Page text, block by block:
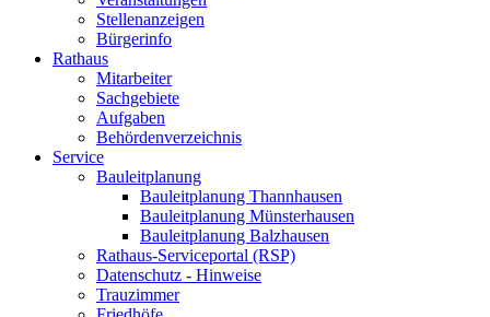
Stellenanzeigen
Bürgerinfo
Rathaus
Mitarbeiter
Sachgebiete
Aufgaben
Behördenverzeichnis
Service
Bauleitplanung
Bauleitplanung Thannhausen
Bauleitplanung Münsterhausen
Bauleitplanung Balzhausen
Rathaus-Serviceportal (RSP)
Datenschutz - Hinweise
Trauzimmer